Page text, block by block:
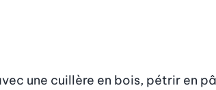
une cuillère en bois, pétrir en